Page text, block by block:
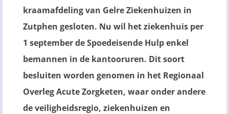
kraamafdeling van Gelre Ziekenhuizen in
Zutphen gesloten. Nu wil het ziekenhuis per
1 september de Spoedeisende Hulp enkel
bemannen in de kantooruren. Dit soort
besluiten worden genomen in het Regionaal
Overleg Acute Zorgketen, waar onder andere
de veiligheidsregio, ziekenhuizen en